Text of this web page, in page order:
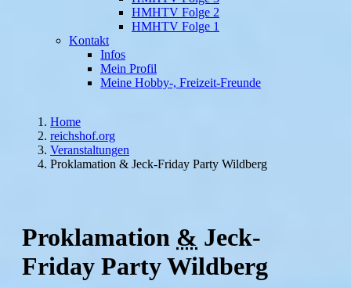
HMHTV Folge 2
HMHTV Folge 1
Kontakt
Infos
Mein Profil
Meine Hobby-, Freizeit-Freunde
Home
reichshof.org
Veranstaltungen
Proklamation & Jeck-Friday Party Wildberg
Proklamation & Jeck-
Friday Party Wildberg